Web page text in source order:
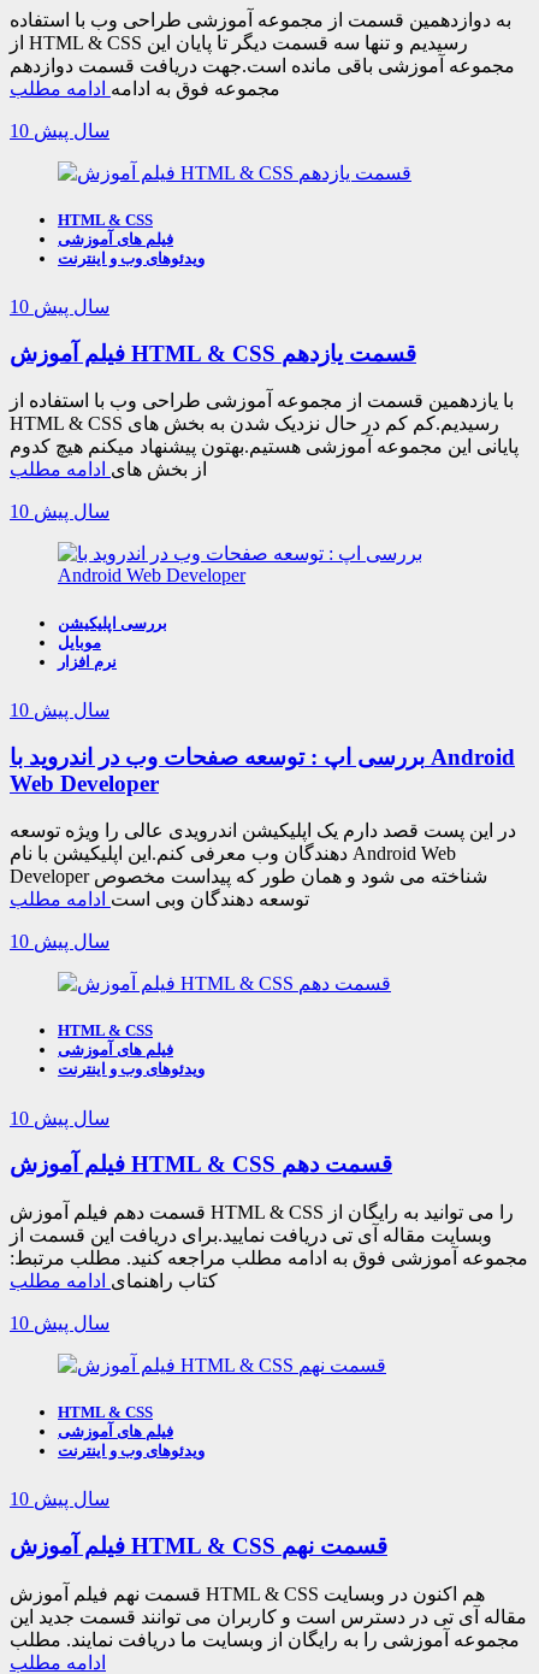
به دوازدهمین قسمت از مجموعه آموزشی طراحی وب با استفاده
از HTML & CSS رسیدیم و تنها سه قسمت دیگر تا پایان این
مجموعه آموزشی باقی مانده است.جهت دریافت قسمت دوازدهم
مجموعه فوق به ادامه ادامه مطلب
10 سال پیش
HTML & CSS
فیلم های آموزشی
ویدئوهای وب و اینترنت
10 سال پیش
فیلم آموزش HTML & CSS قسمت یازدهم
با یازدهمین قسمت از مجموعه آموزشی طراحی وب با استفاده از
HTML & CSS رسیدیم.کم کم در حال نزدیک شدن به بخش های
پایانی این مجموعه آموزشی هستیم.بهتون پیشنهاد میکنم هیچ کدوم
از بخش های ادامه مطلب
10 سال پیش
بررسی اپلیکیشن
موبایل
نرم افزار
10 سال پیش
بررسی اپ : توسعه صفحات وب در اندروید با Android
Web Developer
در این پست قصد دارم یک اپلیکیشن اندرویدی عالی را ویژه توسعه
دهندگان وب معرفی کنم.این اپلیکیشن با نام Android Web
Developer شناخته می شود و همان طور که پیداست مخصوص
توسعه دهندگان وبی است ادامه مطلب
10 سال پیش
HTML & CSS
فیلم های آموزشی
ویدئوهای وب و اینترنت
10 سال پیش
فیلم آموزش HTML & CSS قسمت دهم
قسمت دهم فیلم آموزش HTML & CSS را می توانید به رایگان از
وبسایت مقاله آی تی دریافت نمایید.برای دریافت این قسمت از
مجموعه آموزشی فوق به ادامه مطلب مراجعه کنید. مطلب مرتبط:
کتاب راهنمای ادامه مطلب
10 سال پیش
HTML & CSS
فیلم های آموزشی
ویدئوهای وب و اینترنت
10 سال پیش
فیلم آموزش HTML & CSS قسمت نهم
قسمت نهم فیلم آموزش HTML & CSS هم اکنون در وبسایت
مقاله آی تی در دسترس است و کاربران می توانند قسمت جدید این
مجموعه آموزشی را به رایگان از وبسایت ما دریافت نمایند. مطلب
ادامه مطلب